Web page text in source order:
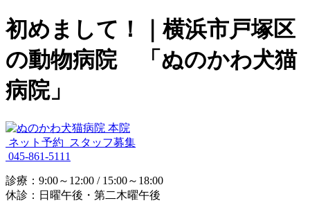
初めまして！｜横浜市戸塚区
の動物病院 「ぬのかわ犬猫
病院」
ネット予約
スタッフ募集
045-861-5111
診療：9:00～12:00 / 15:00～18:00
休診：日曜午後・第二木曜午後